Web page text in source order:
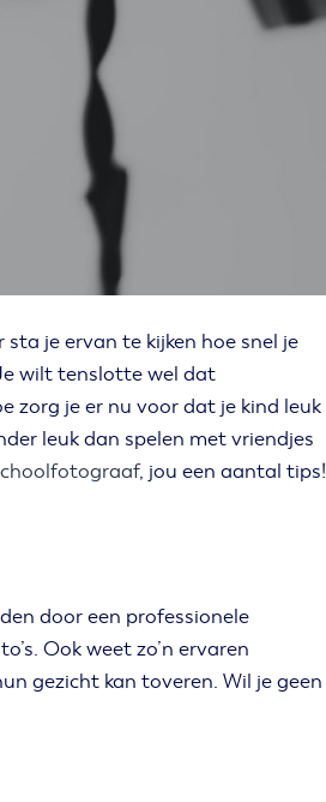
je ervan te kijken hoe snel je
wilt tenslotte wel dat
zorg je er nu voor dat je kind leuk
leuk dan spelen met vriendjes
, jou een aantal tips!
door een professionele
Ook weet zo’n ervaren
gezicht kan toveren. Wil je geen